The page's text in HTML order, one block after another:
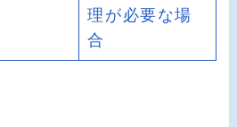
理が必要な場
合